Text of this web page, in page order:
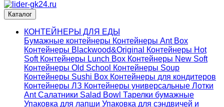
Каталог
КОНТЕЙНЕРЫ ДЛЯ ЕДЫ
Бумажные контейнеры Контейнеры Ant Box
Контейнеры Blackwood&Original
Контейнеры Hot
Soft Контейнеры Lunch Box Контейнеры New Soft
Контейнеры Old School Контейнеры Soup
Контейнеры Sushi Box Контейнеры для кондитеров
Контейнеры ЛЗ Контейнеры универсальные Лотки
AntСалатники Salad Bowl Тарелки бумажные
Упаковка для лапши Упаковка для сэндвичей и